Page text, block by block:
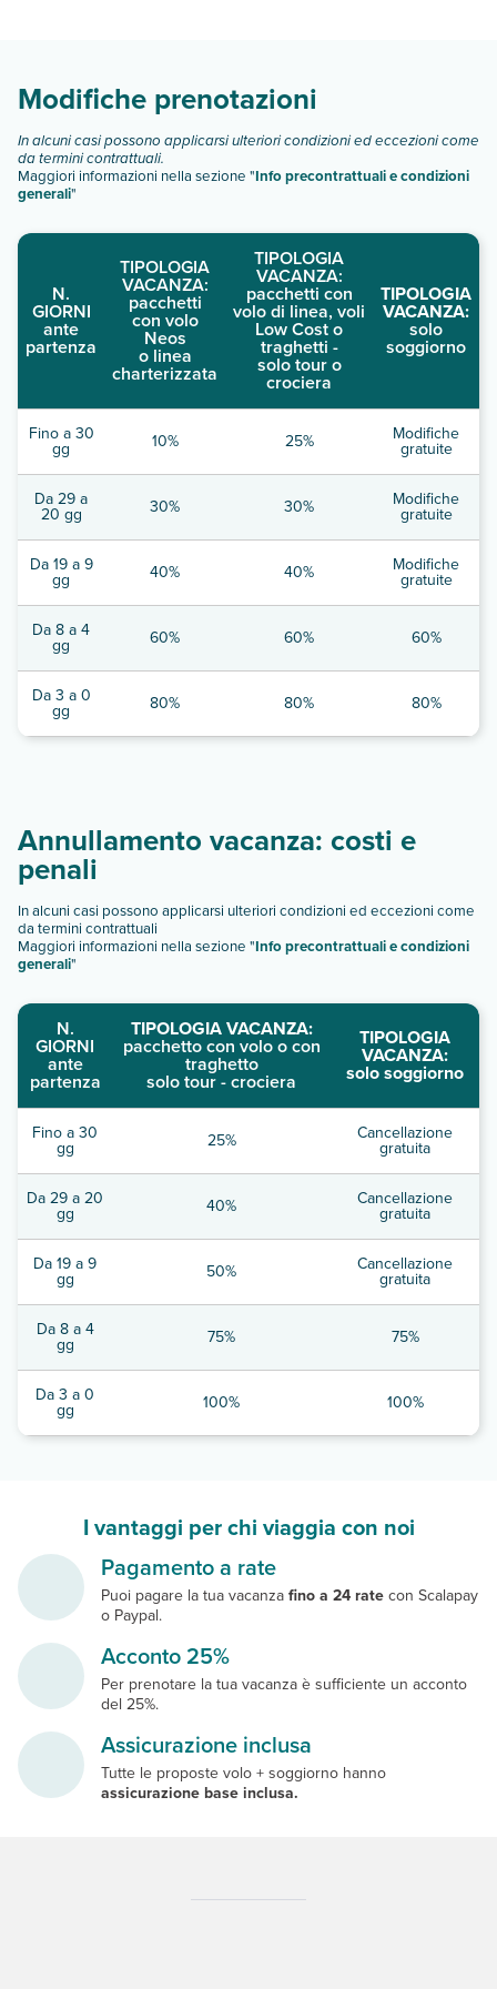
Modifiche prenotazioni
In alcuni casi possono applicarsi ulteriori condizioni ed eccezioni come
da termini contrattuali.
Maggiori informazioni nella sezione "Info precontrattuali e condizioni
generali"
N.
GIORNI
ante
partenza
TIPOLOGIA
VACANZA:
pacchetti
con volo
Neos
o linea
charterizzata
TIPOLOGIA
VACANZA:
pacchetti con
volo di linea, voli
Low Cost o
traghetti -
solo tour o
crociera
TIPOLOGIA
VACANZA:
solo
soggiorno
Fino a 30
gg 10% 25% Modifiche
gratuite
Da 29 a
20 gg 30% 30% Modifiche
gratuite
Da 19 a 9
gg 40% 40% Modifiche
gratuite
Da 8 a 4
gg 60% 60% 60%
Da 3 a 0
gg 80% 80% 80%
Annullamento vacanza: costi e
penali
In alcuni casi possono applicarsi ulteriori condizioni ed eccezioni come
da termini contrattuali
Maggiori informazioni nella sezione "Info precontrattuali e condizioni
generali"
N.
GIORNI
ante
partenza
TIPOLOGIA VACANZA:
pacchetto con volo o con
traghetto
solo tour - crociera
TIPOLOGIA
VACANZA:
solo soggiorno
Fino a 30
gg 25% Cancellazione
gratuita
Da 29 a 20
gg 40% Cancellazione
gratuita
Da 19 a 9
gg 50% Cancellazione
gratuita
Da 8 a 4
gg 75% 75%
Da 3 a 0
gg 100% 100%
I vantaggi per chi viaggia con noi
Pagamento a rate
Puoi pagare la tua vacanzafino a 24 ratecon Scalapay
o Paypal.
Acconto 25%
Per prenotare la tua vacanza è sufficiente un acconto
del 25%.
Assicurazione inclusa
Tutte le proposte volo + soggiorno hanno
assicurazione base inclusa.